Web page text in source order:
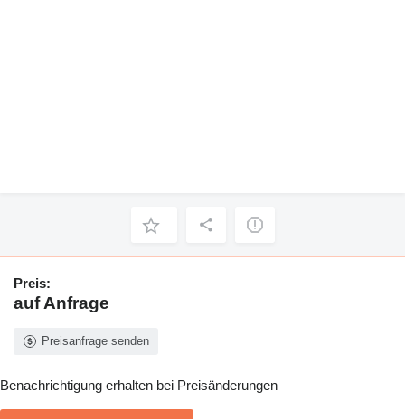
Preis:
auf Anfrage
Preisanfrage senden
Benachrichtigung erhalten bei Preisänderungen